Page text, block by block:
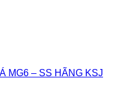
MG6 – SS HÃNG KSJ